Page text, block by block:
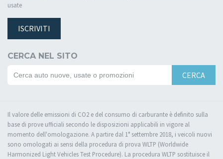
usate
ISCRIVITI
CERCA NEL SITO
CERCA
Il valore delle emissioni di CO2 e del consumo di carburante è definito sulla
base di prove ufficiali secondo le disposizioni applicabili in vigore al
momento dell'omologazione. A partire dal 1° settembre 2018, i veicoli nuovi
sono omologati ai sensi della procedura di prova WLTP (Worldwide
Harmonized Light Vehicles Test Procedure). La procedura WLTP sostituisce il